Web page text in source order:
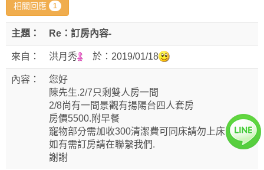
相關回應 1
主題： Re：訂房內容-
來自： 洪月秀 於： 2019/01/18
內容：
您好
陳先生.2/7只剩雙人房一間
2/8尚有一間景觀有揚陽台四人套房
房價5500.附早餐
寵物部分需加收300清潔費可同床請勿上床
如有需訂房請在聯繫我們.
謝謝